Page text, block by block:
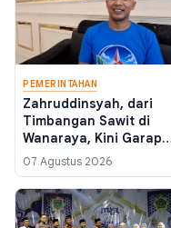
PEMERINTAHAN
Zahruddinsyah, dari
Timbangan Sawit di
Wanaraya, Kini Garap
Struktur Demokrat di 17
Kecamatan Batola
07 Agustus 2026